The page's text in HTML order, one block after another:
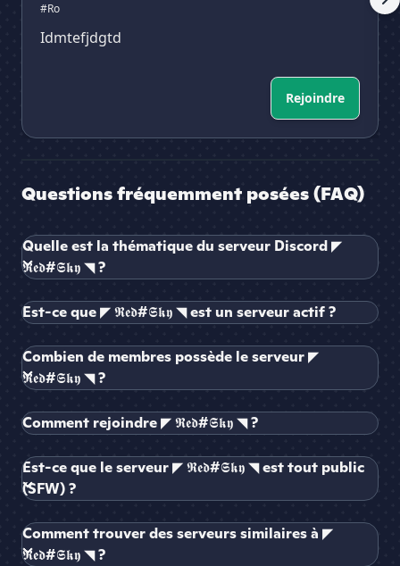
#Ro
Idmtefjdgtd
Rejoindre
Questions fréquemment posées (FAQ)
Quelle est la thématique du serveur Discord ◤
𝕽𝖊𝖉#𝕾𝖐𝖞 ◥ ?
Est-ce que ◤ 𝕽𝖊𝖉#𝕾𝖐𝖞 ◥ est un serveur actif ?
Combien de membres possède le serveur ◤
𝕽𝖊𝖉#𝕾𝖐𝖞 ◥ ?
Comment rejoindre ◤ 𝕽𝖊𝖉#𝕾𝖐𝖞 ◥ ?
Est-ce que le serveur ◤ 𝕽𝖊𝖉#𝕾𝖐𝖞 ◥ est tout public
(SFW) ?
Comment trouver des serveurs similaires à ◤
𝕽𝖊𝖉#𝕾𝖐𝖞 ◥ ?